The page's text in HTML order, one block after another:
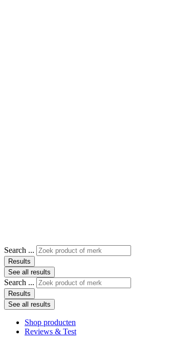
Search ...
Results
See all results
Search ...
Results
See all results
Shop producten
Reviews & Test